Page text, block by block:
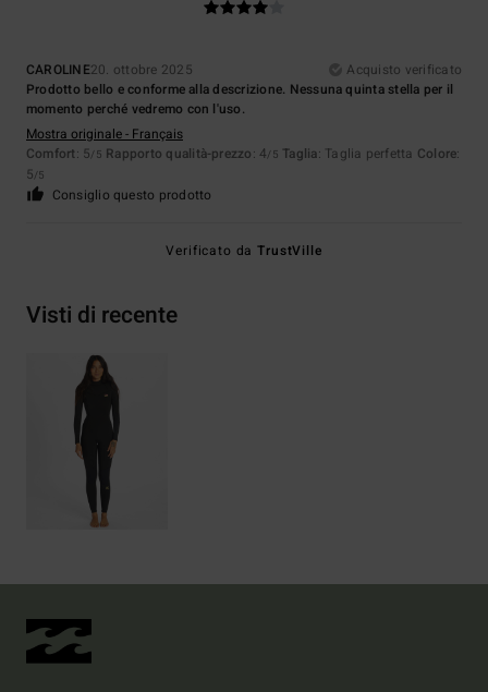
CAROLINE20. ottobre 2025
Acquisto verificato
Prodotto bello e conforme alla descrizione. Nessuna quinta stella per il
momento perché vedremo con l'uso.
Mostra originale - Français
Comfort: 5/5 Rapporto qualità-prezzo: 4/5 Taglia: Taglia perfetta Colore:
5/5
Consiglio questo prodotto
Verificato daTrustVille
Visti di recente